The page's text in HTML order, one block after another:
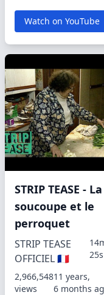
Watch on YouTube
STRIP TEASE - La
soucoupe et le
perroquet
STRIP TEASE
OFFICIEL 🇫🇷
25s
2,966,548
views
11 years,
6 months